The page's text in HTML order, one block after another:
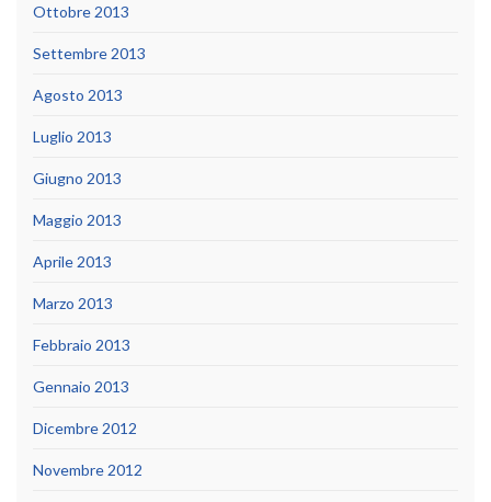
Ottobre 2013
Settembre 2013
Agosto 2013
Luglio 2013
Giugno 2013
Maggio 2013
Aprile 2013
Marzo 2013
Febbraio 2013
Gennaio 2013
Dicembre 2012
Novembre 2012